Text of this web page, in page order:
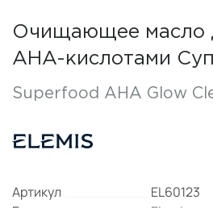
Очищающее масло
AHA-кислотами
Superfood AHA Glow
Артикул
EL60123